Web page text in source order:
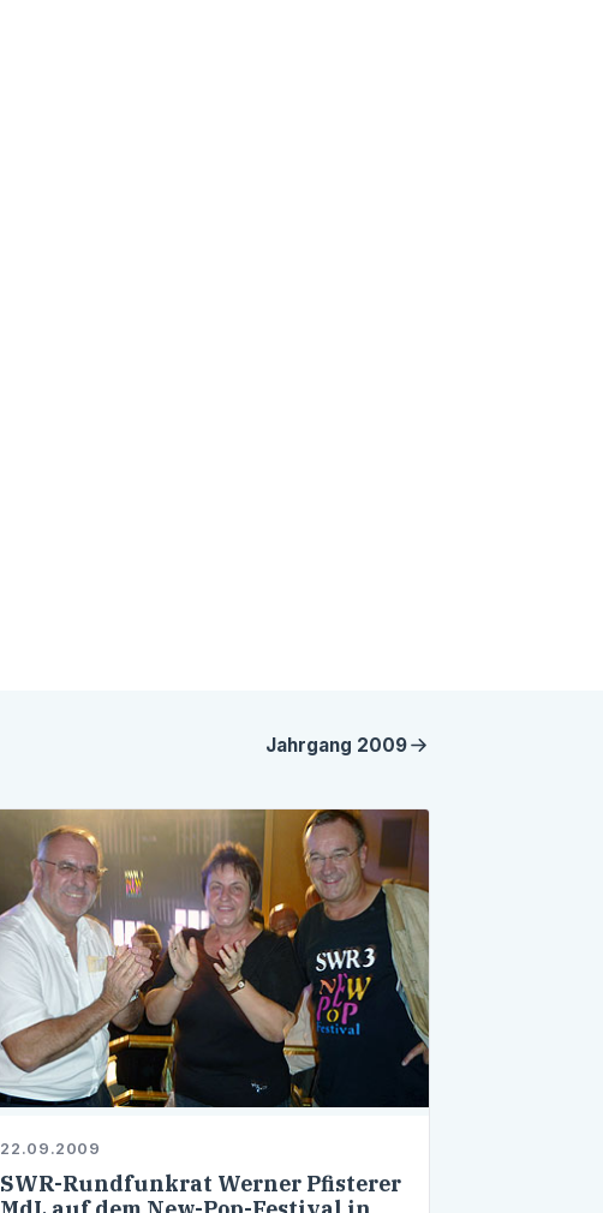
Jahrgang 2009
22.09.2009
SWR-Rundfunkrat Werner Pfisterer